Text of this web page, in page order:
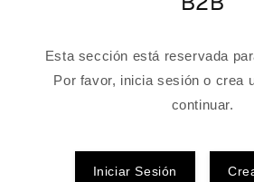
Esta sección está reservada
Por favor, inicia sesión o crea
continuar.
Iniciar Sesión